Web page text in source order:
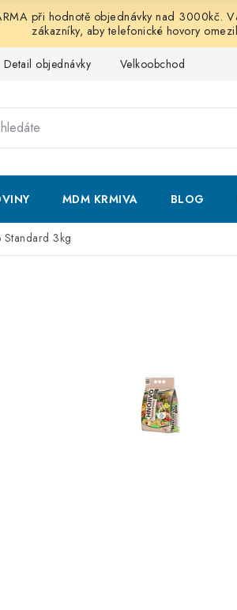
při hodnotě objednávky nad 3000kč.
zákazníky, aby telefonické hovory
Detail objednávky Velkoobchod
MDM KRMIVA BLOG
3kg